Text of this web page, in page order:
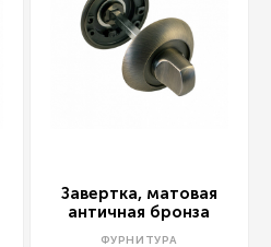
Завертка, матовая
античная бронза
ФУРНИТУРА